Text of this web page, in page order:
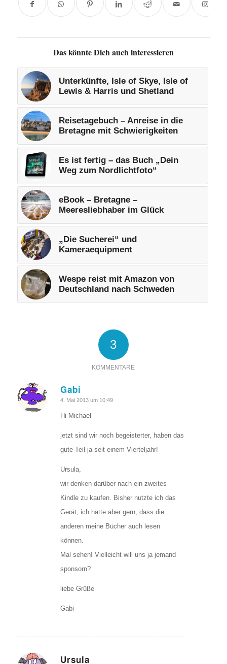
Das könnte Dich auch interessieren
Unterkünfte, Isle of Skye, Isle of
Lewis & Harris und Shetland
Reisetagebuch – Anreise in die
Bretagne mit Schwierigkeiten
Es ist fertig – das Buch „Dein
Weg zum Nordlichtfoto“
eBook – Bretagne –
Meeresliebhaber im Glück
„Die Sucherei“ und
Kameraequipment
Wespe reist mit Amazon von
Deutschland nach Schweden
3
KOMMENTARE
Gabi
sagte:
4. Mai 2013 um 10:49
Hi Michael
jetzt sind wir noch begeisterter, haben das
gute Teil ja seit einem Vierteljahr!
Ursula,
wir denken darüber nach ein zweites
Kindle zu kaufen. Bisher nutzte ich das
Gerät, ich hätte aber gern, dass die
anderen meine Bücher auch lesen
können.
Mal sehen! Vielleicht will uns ja jemand
sponsorn?
liebe Grüße
Gabi
Ursula